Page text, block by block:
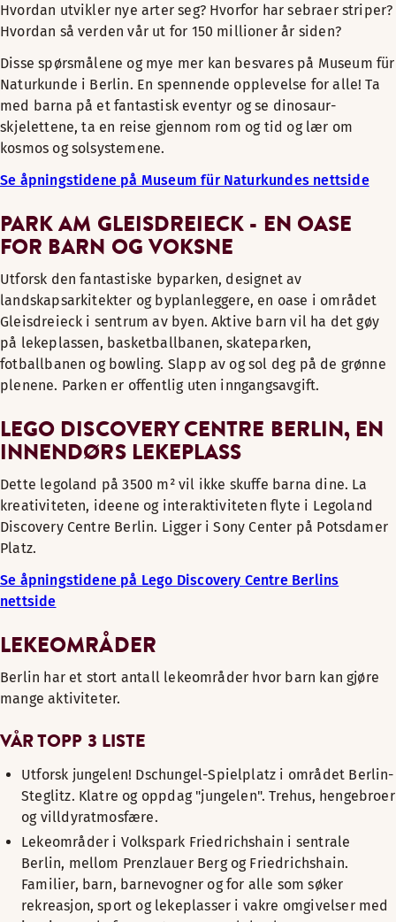
Hvordan utvikler nye arter seg? Hvorfor har sebraer striper?
Hvordan så verden vår ut for 150 millioner år siden?
Disse spørsmålene og mye mer kan besvares på Museum für
Naturkunde i Berlin. En spennende opplevelse for alle! Ta
med barna på et fantastisk eventyr og se dinosaur-
skjelettene, ta en reise gjennom rom og tid og lær om
kosmos og solsystemene.
Se åpningstidene på Museum für Naturkundes nettside
PARK AM GLEISDREIECK - EN OASE
FOR BARN OG VOKSNE
Utforsk den fantastiske byparken, designet av
landskapsarkitekter og byplanleggere, en oase i området
Gleisdreieck i sentrum av byen. Aktive barn vil ha det gøy
på lekeplassen, basketballbanen, skateparken,
fotballbanen og bowling. Slapp av og sol deg på de grønne
plenene. Parken er offentlig uten inngangsavgift.
LEGO DISCOVERY CENTRE BERLIN, EN
INNENDØRS LEKEPLASS
Dette legoland på 3500 m² vil ikke skuffe barna dine. La
kreativiteten, ideene og interaktiviteten flyte i Legoland
Discovery Centre Berlin. Ligger i Sony Center på Potsdamer
Platz.
Se åpningstidene på Lego Discovery Centre Berlins
nettside
LEKEOMRÅDER
Berlin har et stort antall lekeområder hvor barn kan gjøre
mange aktiviteter.
VÅR TOPP 3 LISTE
Utforsk jungelen! Dschungel-Spielplatz i området Berlin-
Steglitz. Klatre og oppdag "jungelen". Trehus, hengebroer
og villdyratmosfære.
Lekeområder i Volkspark Friedrichshain i sentrale
Berlin, mellom Prenzlauer Berg og Friedrichshain.
Familier, barn, barnevogner og for alle som søker
rekreasjon, sport og lekeplasser i vakre omgivelser med